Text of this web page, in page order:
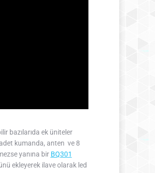
bazılarıda ek üniteler
adet kumanda, anten ve 8
yanına bir BQ301
ekleyerek ilave olarak led